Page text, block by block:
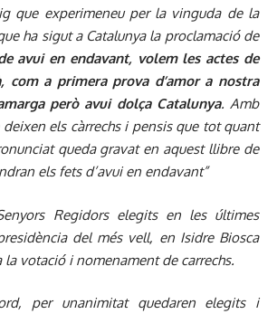
que experimeneu per la vinguda de la
ha sigut a Catalunya la proclamació de
avui en endavant, volem les actes de
com a primera prova d’amor a nostra
però avui dolça Catalunya. Amb
els càrrechs i pensis que tot quant
queda gravat en aquest llibre de
els fets d’avui en endavant”
Regidors elegits en les últimes
del més vell, en Isidre Biosca
la votació i nomenament de carrechs.
per unanimitat quedaren elegits i